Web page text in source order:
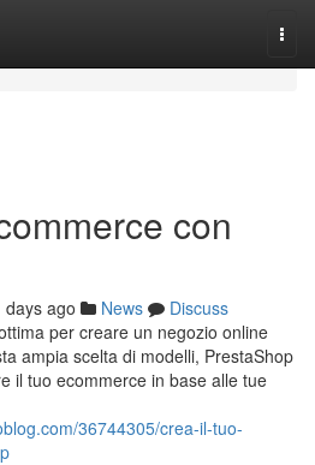
con
days ago News
Discuss
per creare un negozio online
ampia scelta di modelli, PrestaShop
il tuo ecommerce in base alle tue
36744305/crea-il-tuo-